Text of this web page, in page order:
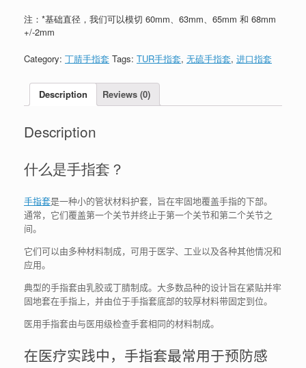
注：*基础直径，我们可以模切 60mm、63mm、65mm 和 68mm
+/-2mm
Category: 丁腈手指套 Tags: TUR手指套, 无硫手指套, 进口指套
Description Reviews (0)
Description
什么是手指套？
手指套是一种小的管状材料护套，旨在牢固地覆盖手指的下部。
通常，它们覆盖第一个关节并终止于第一个关节和第二个关节之
间。
它们可以由多种材料制成，可用于医学、工业以及各种其他情况和
应用。
典型的手指套由乳胶或丁腈制成。大多数品种的设计旨在紧贴并牢
固地套在手指上，并由位于手指套底部的较厚材料带固定到位。
医用手指套由与医用级检查手套相同的材料制成。
在医疗实践中，手指套最常用于预防感